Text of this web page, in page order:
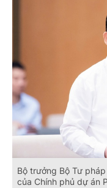
Bộ trưởng Bộ Tư
của Chính phủ dự án